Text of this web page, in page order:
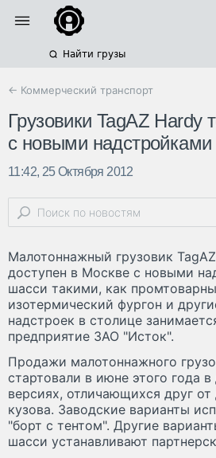
Найти грузы
← Коммерческий транспорт
Грузовики TagAZ Hardy
с новыми надстройками
11:42, 25 Октября 2012
Малотоннажный грузовик
доступен в Москве с новыми
шасси такими, как
изотермический фургон и
надстроек в столице
предприятие ЗАО "Исток".
Продажи малотоннажного
стартовали в июне этого года в
версиях, отличающихся друг
кузова. Заводские варианты
"борт с тентом". Другие
шасси устанавливают